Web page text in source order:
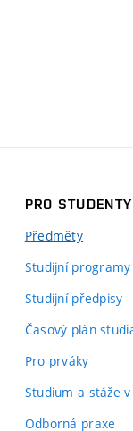
PRO STUDENTY
Předměty
Studijní programy
Studijní předpisy
Časový plán
Pro prváky
Studium a stáže
Odborná praxe